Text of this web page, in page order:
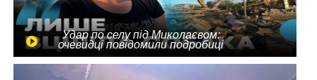
Удар по селу під Миколаєвом:
очевидці повідомили подробиці